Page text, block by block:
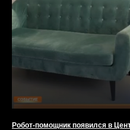
Робот-помощник появился в